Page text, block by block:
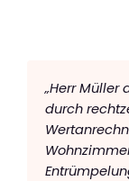
„Herr
durch